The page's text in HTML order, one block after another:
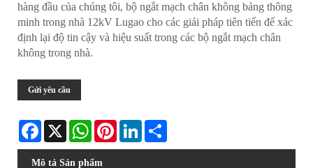
hàng đầu của chúng tôi, bộ ngắt mạch chân không bảng thông
minh trong nhà 12kV Lugao cho các giải pháp tiên tiến để xác
định lại độ tin cậy và hiệu suất trong các bộ ngắt mạch chân
không trong nhà.
Gửi yêu cầu
Facebook
X WhatsAppPinterestLinkedIn
Mô tả Sản phẩm